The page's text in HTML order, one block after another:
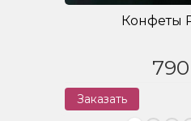
Конфеты
Заказать